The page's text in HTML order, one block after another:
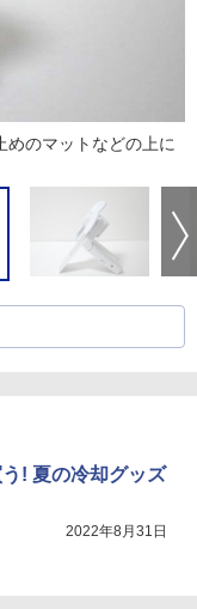
のマットなどの上に
! 夏の冷却グッズ
2022年8月31日